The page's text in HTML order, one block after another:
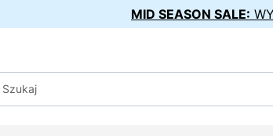
MID SEASON SALE: